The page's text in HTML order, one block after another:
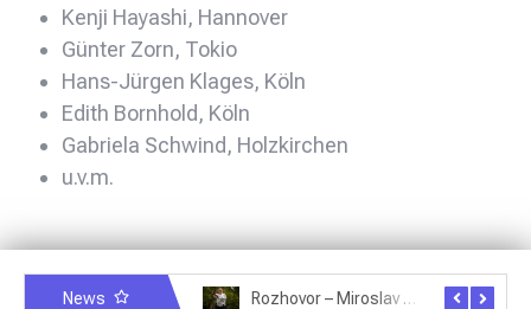
Kenji Hayashi, Hannover
Günter Zorn, Tokio
Hans-Jürgen Klages, Köln
Edith Bornhold, Köln
Gabriela Schwind, Holzkirchen
u.v.m.
News Rozhovor – Miroslav Šmíd – 22.3.2025